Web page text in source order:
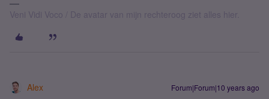
Veni Vidi Voco / De avatar van mijn rechteroog ziet alles hier.
Alex Forum|Forum|10 years ago